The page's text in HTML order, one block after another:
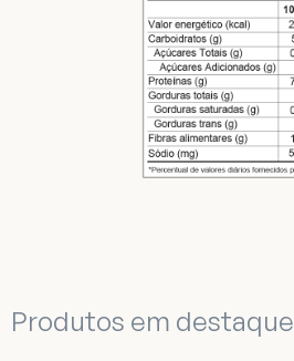
Produtos em destaque